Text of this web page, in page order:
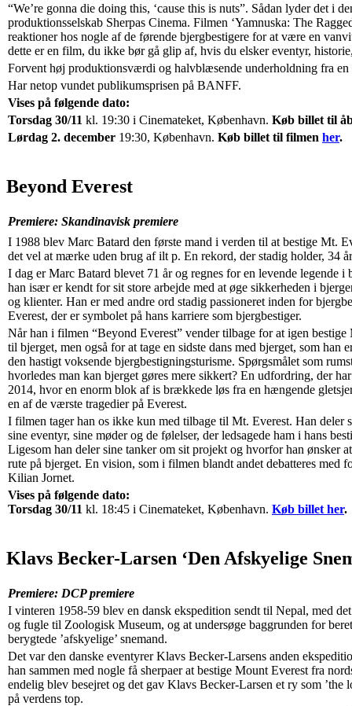
“We’re gonna die doing this, ‘cause this is nuts”. Sådan lyder det i
produktionsselskab Sherpas Cinema. Filmen ‘Yamnuska: The
reaktioner hos nogle af de førende bjergbestigere for at være en
dette er en film, du ikke bør gå glip af, hvis du elsker eventyr,
Forvent høj produktionsværdi og halvblæsende underholdning fra en
Har netop vundet publikumsprisen på BANFF.
Vises på følgende dato:
Torsdag 30/11 kl. 19:30 i Cinemateket, København. Køb billet til
Lørdag 2. december 19:30, København. Køb billet til filmen her.
Beyond Everest
Premiere: Skandinavisk premiere
I 1988 blev Marc Batard den første mand i verden til at bestige Mt.
det vel at mærke uden brug af ilt p. En rekord, der stadig holder, 34
I dag er Marc Batard blevet 71 år og regnes for en levende legende i
han især er kendt for sit store arbejde med at øge sikkerheden i
og klienter. Han er med andre ord stadig passioneret inden for
Everest, der er symbolet på hans karriere som bjergbestiger.
Når han i filmen “Beyond Everest” vender tilbage for at igen bestige
til bjerget, men også for at tage en sidste dans med bjerget, som han
den hastigt voksende bjergbestigningsturisme. Spørgsmålet som
hvorledes man kan bjerget gøres mere sikkert? En udfordring, der
2014, hvor en enorm blok af is brækkede løs fra en hængende
en af de værste tragedier på Everest.
I filmen tager han os ikke kun med tilbage til Mt. Everest. Han deler
sine eventyr, sine møder og de følelser, der ledsagede ham i hans
Ligesom han deler sine tanker om sit projekt og hvorfor han ønsker
rute på bjerget. En vision, som i filmen blandt andet debatteres med
Kilian Jornet.
Vises på følgende dato:
Torsdag 30/11 kl. 18:45 i Cinemateket, København. Køb billet her.
Klavs Becker-Larsen ‘Den Afskyelige
Premiere: DCP premiere
I vinteren 1958-59 blev en dansk ekspedition sendt til Nepal, med
og fugle til Zoologisk Museum, og at undersøge baggrunden for
berygtede ’afskyelige’ snemand.
Det var den danske eventyrer Klavs Becker-Larsens anden
han sammen med nogle få sherpaer at bestige Mount Everest fra
endelig blev besejret og det gav Klavs Becker-Larsen et ry som ’the
på verdens top.